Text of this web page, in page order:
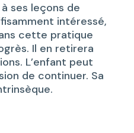
ses leçons de
intéressé,
cette pratique
Il en retirera
L’enfant peut
de continuer. Sa